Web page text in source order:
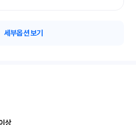
세부옵션 보기
상